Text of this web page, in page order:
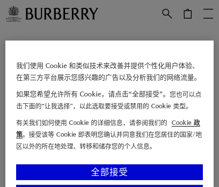
电子邮箱
查找店铺
联系我们
博柏利故事
Burberry 尊享服务
我们使用 Cookie 和类似技术来改善并提供个性化用户体验、
在第三方平台展示您感兴趣的广告以及分析我们的网络流量。
如果您希望允许所有 Cookie，请点击“全部接受”。您也可以点
击下面的“让我选择”，以此选取要接受或禁用的 Cookie 类型。
有关我们如何使用 Cookie 的详细信息，请参阅我们的
Cookie 政
策。接受该等 Cookie 即表明您确认并同意我们在您居住的国家/地
区以外的所在地处理、转移和储存您的个人信息。
全部接受